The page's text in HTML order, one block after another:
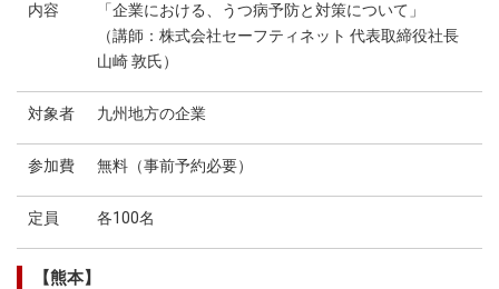
内容
「企業における、うつ病予防と対策について」
（講師：株式会社セーフティネット 代表取締役社長
山崎 敦氏）
対象者 九州地方の企業
参加費 無料（事前予約必要）
定員 各100名
【熊本】